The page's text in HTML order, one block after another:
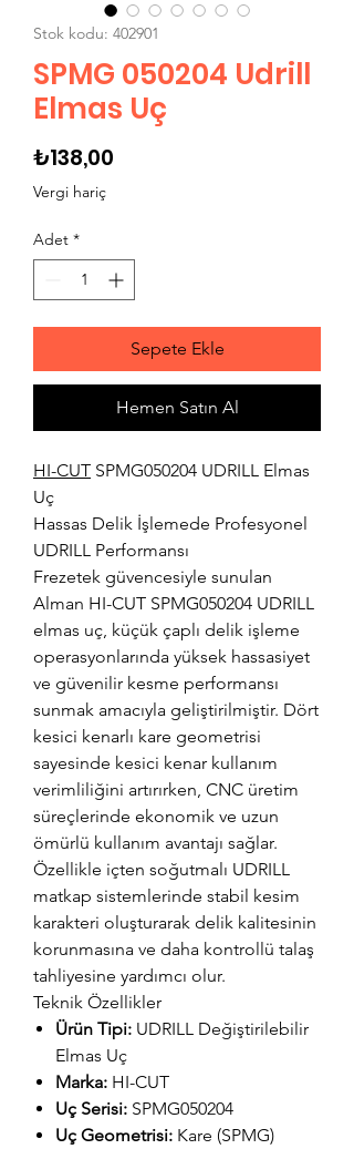
Stok kodu: 402901
SPMG 050204 Udrill
Elmas Uç
₺138,00
Vergi hariç
Adet *
Sepete Ekle
Hemen Satın Al
HI-CUT SPMG050204 UDRILL Elmas
Uç
Hassas Delik İşlemede Profesyonel
UDRILL Performansı
Frezetek güvencesiyle sunulan
Alman HI-CUT SPMG050204 UDRILL
elmas uç, küçük çaplı delik işleme
operasyonlarında yüksek hassasiyet
ve güvenilir kesme performansı
sunmak amacıyla geliştirilmiştir. Dört
kesici kenarlı kare geometrisi
sayesinde kesici kenar kullanım
verimliliğini artırırken, CNC üretim
süreçlerinde ekonomik ve uzun
ömürlü kullanım avantajı sağlar.
Özellikle içten soğutmalı UDRILL
matkap sistemlerinde stabil kesim
karakteri oluşturarak delik kalitesinin
korunmasına ve daha kontrollü talaş
tahliyesine yardımcı olur.
Teknik Özellikler
Ürün Tipi: UDRILL Değiştirilebilir
Elmas Uç
Marka: HI-CUT
Uç Serisi: SPMG050204
Uç Geometrisi: Kare (SPMG)